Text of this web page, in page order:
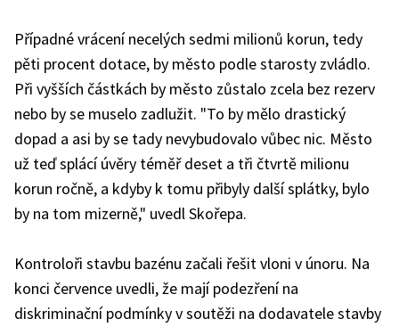
Případné vrácení necelých sedmi milionů korun, tedy
pěti procent dotace, by město podle starosty zvládlo.
Při vyšších částkách by město zůstalo zcela bez rezerv
nebo by se muselo zadlužit. "To by mělo drastický
dopad a asi by se tady nevybudovalo vůbec nic. Město
už teď splácí úvěry téměř deset a tři čtvrtě milionu
korun ročně, a kdyby k tomu přibyly další splátky, bylo
by na tom mizerně," uvedl Skořepa.
Kontroloři stavbu bazénu začali řešit vloni v únoru. Na
konci července uvedli, že mají podezření na
diskriminační podmínky v soutěži na dodavatele stavby